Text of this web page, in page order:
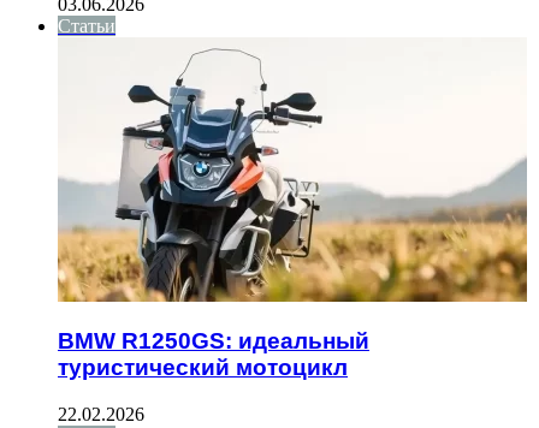
Статьи
BMW R1250GS: идеальный
туристический мотоцикл
22.02.2026